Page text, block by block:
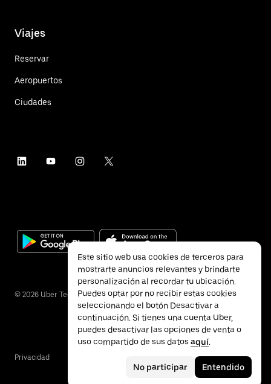
Viajes
Reservar
Aeropuertos
Ciudades
© 2026 Uber Technologies Inc.
Privacidad
Este sitio web usa cookies de terceros para
mostrarte anuncios relevantes y brindarte
personalización al recordar tu ubicación.
Puedes optar por no recibir estas cookies
seleccionando el botón Desactivar a
continuación. Si tienes una cuenta Uber,
puedes desactivar las opciones de venta o
uso compartido de sus datos aquí.
No participar Entendido